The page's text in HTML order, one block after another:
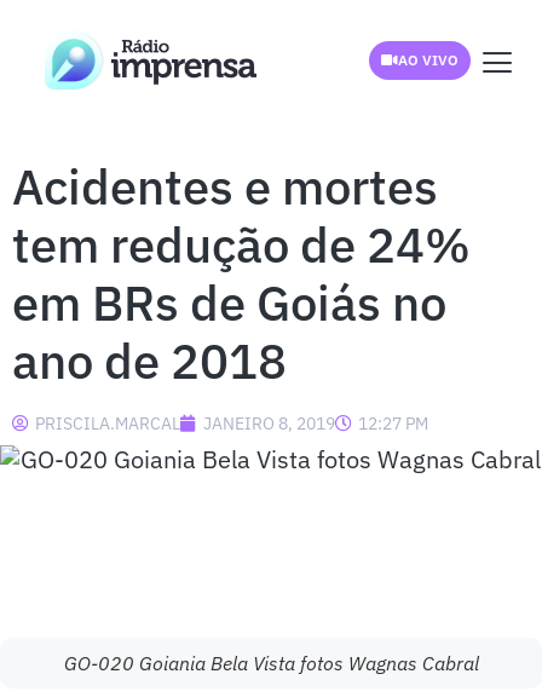
AO VIVO
Acidentes e mortes
tem redução de 24%
em BRs de Goiás no
ano de 2018
PRISCILA.MARCAL JANEIRO 8, 2019 12:27 PM
GO-020 Goiania Bela Vista fotos Wagnas Cabral